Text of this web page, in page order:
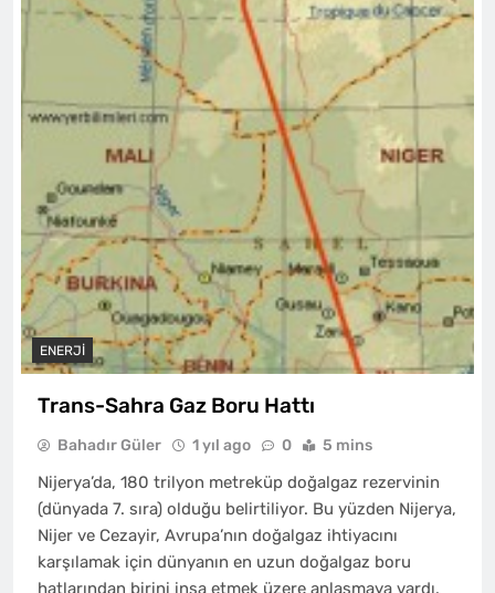
ENERJI
Trans-Sahra Gaz Boru Hattı
Bahadır Güler 1 yıl ago 0 5 mins
Nijerya’da, 180 trilyon metreküp doğalgaz rezervinin
(dünyada 7. sıra) olduğu belirtiliyor. Bu yüzden Nijerya,
Nijer ve Cezayir, Avrupa’nın doğalgaz ihtiyacını
karşılamak için dünyanın en uzun doğalgaz boru
hatlarından birini inşa etmek üzere anlaşmaya vardı.